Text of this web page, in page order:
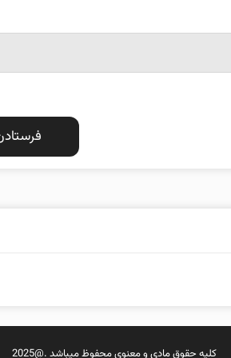
کلیه حقوق مادی و معنوی محفوظ میباشد .@2025